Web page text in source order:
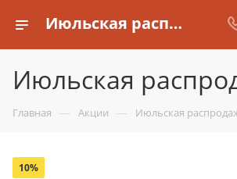
Июльская распродажа
Июльская
Главная — Акции — Июльская
10%